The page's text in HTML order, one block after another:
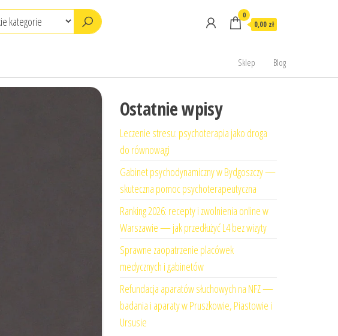
0
0,00 zł
Sklep Blog
Ostatnie wpisy
Leczenie stresu: psychoterapia jako droga
do równowagi
Gabinet psychodynamiczny w Bydgoszczy —
skuteczna pomoc psychoterapeutyczna
Ranking 2026: recepty i zwolnienia online w
Warszawie — jak przedłużyć L4 bez wizyty
Sprawne zaopatrzenie placówek
medycznych i gabinetów
Refundacja aparatów słuchowych na NFZ —
badania i aparaty w Pruszkowie, Piastowie i
Ursusie